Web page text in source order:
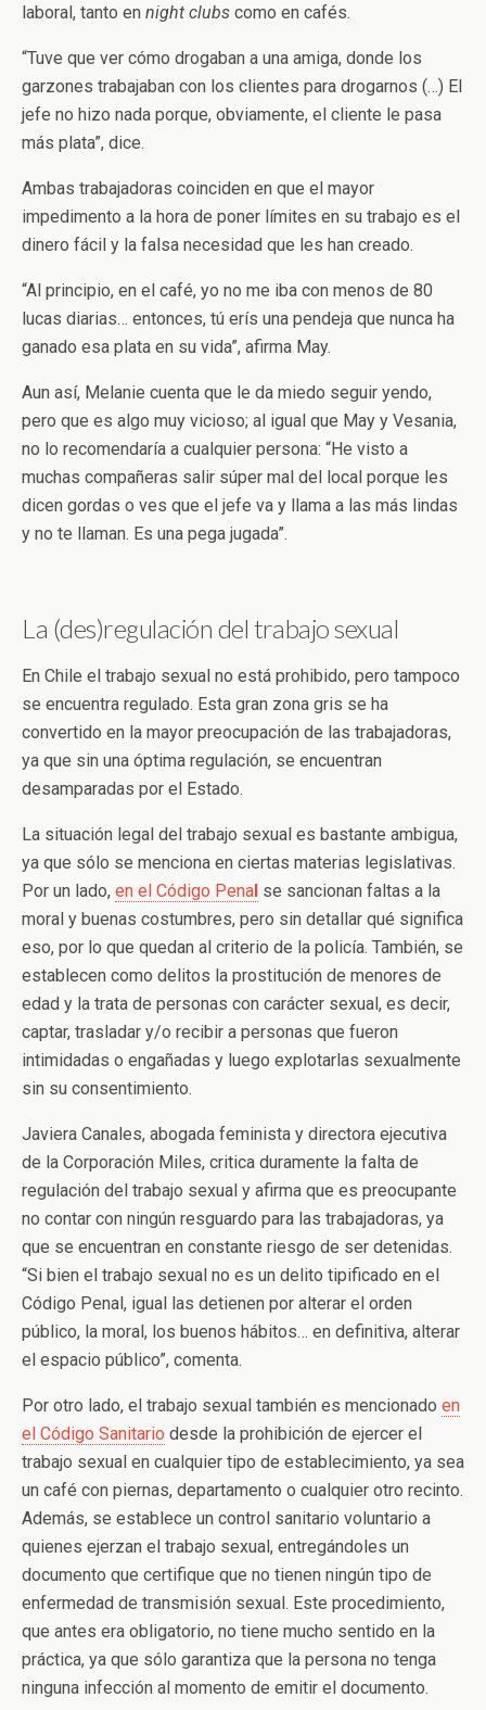
laboral, tanto en night clubs como en cafés.
“Tuve que ver cómo drogaban a una amiga, donde los
garzones trabajaban con los clientes para drogarnos (…) El
jefe no hizo nada porque, obviamente, el cliente le pasa
más plata”, dice.
Ambas trabajadoras coinciden en que el mayor
impedimento a la hora de poner límites en su trabajo es el
dinero fácil y la falsa necesidad que les han creado.
“Al principio, en el café, yo no me iba con menos de 80
lucas diarias… entonces, tú erís una pendeja que nunca ha
ganado esa plata en su vida”, afirma May.
Aun así, Melanie cuenta que le da miedo seguir yendo,
pero que es algo muy vicioso; al igual que May y Vesania,
no lo recomendaría a cualquier persona: “He visto a
muchas compañeras salir súper mal del local porque les
dicen gordas o ves que el jefe va y llama a las más lindas
y no te llaman. Es una pega jugada”.
La (des)regulación del trabajo sexual
En Chile el trabajo sexual no está prohibido, pero tampoco
se encuentra regulado. Esta gran zona gris se ha
convertido en la mayor preocupación de las trabajadoras,
ya que sin una óptima regulación, se encuentran
desamparadas por el Estado.
La situación legal del trabajo sexual es bastante ambigua,
ya que sólo se menciona en ciertas materias legislativas.
Por un lado, en el Código Penal se sancionan faltas a la
moral y buenas costumbres, pero sin detallar qué significa
eso, por lo que quedan al criterio de la policía. También, se
establecen como delitos la prostitución de menores de
edad y la trata de personas con carácter sexual, es decir,
captar, trasladar y/o recibir a personas que fueron
intimidadas o engañadas y luego explotarlas sexualmente
sin su consentimiento.
Javiera Canales, abogada feminista y directora ejecutiva
de la Corporación Miles, critica duramente la falta de
regulación del trabajo sexual y afirma que es preocupante
no contar con ningún resguardo para las trabajadoras, ya
que se encuentran en constante riesgo de ser detenidas.
“Si bien el trabajo sexual no es un delito tipificado en el
Código Penal, igual las detienen por alterar el orden
público, la moral, los buenos hábitos… en definitiva, alterar
el espacio público”, comenta.
Por otro lado, el trabajo sexual también es mencionado en
el Código Sanitario desde la prohibición de ejercer el
trabajo sexual en cualquier tipo de establecimiento, ya sea
un café con piernas, departamento o cualquier otro recinto.
Además, se establece un control sanitario voluntario a
quienes ejerzan el trabajo sexual, entregándoles un
documento que certifique que no tienen ningún tipo de
enfermedad de transmisión sexual. Este procedimiento,
que antes era obligatorio, no tiene mucho sentido en la
práctica, ya que sólo garantiza que la persona no tenga
ninguna infección al momento de emitir el documento.